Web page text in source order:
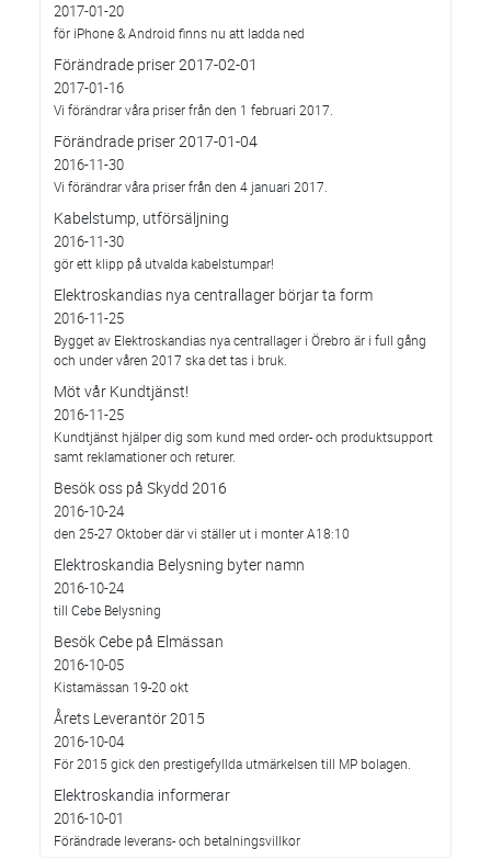
2017-01-20
för iPhone & Android finns nu att ladda ned
Förändrade priser 2017-02-01
2017-01-16
Vi förändrar våra priser från den 1 februari 2017.
Förändrade priser 2017-01-04
2016-11-30
Vi förändrar våra priser från den 4 januari 2017.
Kabelstump, utförsäljning
2016-11-30
gör ett klipp på utvalda kabelstumpar!
Elektroskandias nya centrallager börjar ta form
2016-11-25
Bygget av Elektroskandias nya centrallager i Örebro är i full gång
och under våren 2017 ska det tas i bruk.
Möt vår Kundtjänst!
2016-11-25
Kundtjänst hjälper dig som kund med order- och produktsupport
samt reklamationer och returer.
Besök oss på Skydd 2016
2016-10-24
den 25-27 Oktober där vi ställer ut i monter A18:10
Elektroskandia Belysning byter namn
2016-10-24
till Cebe Belysning
Besök Cebe på Elmässan
2016-10-05
Kistamässan 19-20 okt
Årets Leverantör 2015
2016-10-04
För 2015 gick den prestigefyllda utmärkelsen till MP bolagen.
Elektroskandia informerar
2016-10-01
Förändrade leverans- och betalningsvillkor